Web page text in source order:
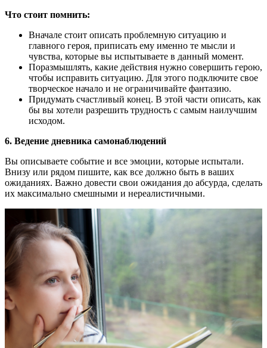
Что стоит помнить:
Вначале стоит описать проблемную ситуацию и
главного героя, приписать ему именно те мысли и
чувства, которые вы испытываете в данный момент.
Поразмышлять, какие действия нужно совершить герою,
чтобы исправить ситуацию. Для этого подключите свое
творческое начало и не ограничивайте фантазию.
Придумать счастливый конец. В этой части описать, как
бы вы хотели разрешить трудность с самым наилучшим
исходом.
6. Ведение дневника самонаблюдений
Вы описываете событие и все эмоции, которые испытали.
Внизу или рядом пишите, как все должно быть в ваших
ожиданиях. Важно довести свои ожидания до абсурда, сделать
их максимально смешными и нереалистичными.